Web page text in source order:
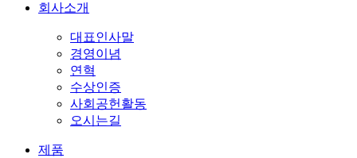
회사소개
대표인사말
경영이념
연혁
수상인증
사회공헌활동
오시는길
제품